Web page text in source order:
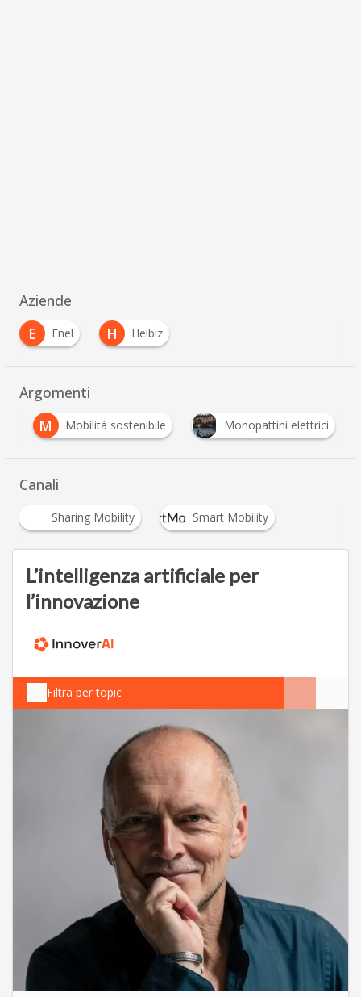
Aziende
E
Enel H Helbiz
Argomenti
M Mobilità sostenibile Monopattini elettrici
Canali
Sharing Mobility Smart Mobility
L’intelligenza artificiale per
l’innovazione
Filtra per topic